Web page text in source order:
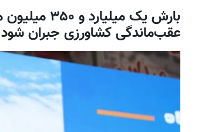
بارش یک
عقب‌ماندگی کشاورزی جبران شود